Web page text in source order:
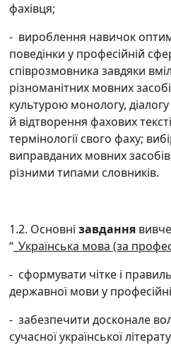
фахівця;
- вироблення навичок
поведінки у професійній
співрозмовника завдяки
різноманітних мовних
культурою монологу,
й відтворення фахових
термінології свого фаху;
виправданих мовних
різними типами словників.
1.2. Основні завдання
“_ Українська мова (за
- сформувати чітке і
державної мови у
- забезпечити досконале
сучасної української